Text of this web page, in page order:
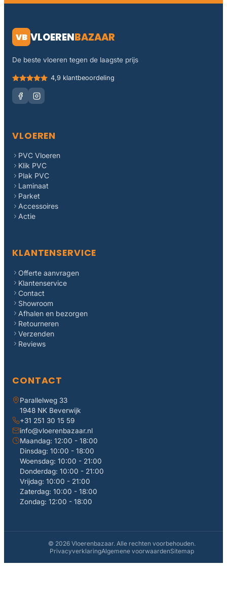
VB VLOERENBAZAAR
De beste vloeren tegen de laagste prijs
4,9 klantbeoordeling
VLOEREN
PVC Vloeren
Klik PVC
Plak PVC
Laminaat
Parket
Accessoires
Actie
KLANTENSERVICE
Offerte aanvragen
Klantenservice
Contact
Showroom
Afhalen en bezorgen
Retourneren
Verzenden
Reviews
CONTACT
Parallelweg 33
1948 NK Beverwijk
+31 251 30 15 59
info@vloerenbazaar.nl
Maandag: 12:00 - 18:00
Dinsdag: 10:00 - 18:00
Woensdag: 10:00 - 21:00
Donderdag: 10:00 - 21:00
Vrijdag: 10:00 - 21:00
Zaterdag: 10:00 - 18:00
Zondag: 12:00 - 18:00
© 2026 Vloerenbazaar. Alle rechten voorbehouden.
PrivacyverklaringAlgemene voorwaardenSitemap